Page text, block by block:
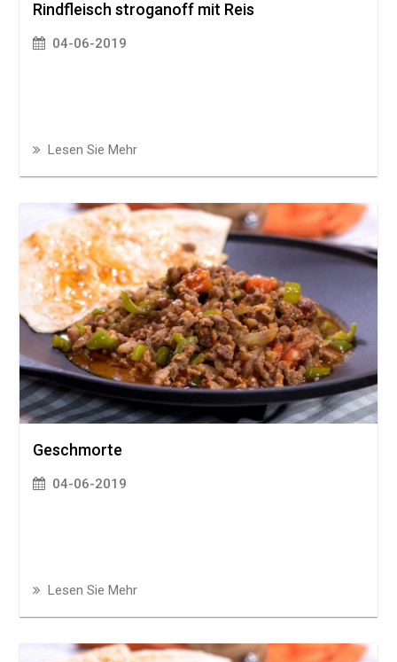
Rindfleisch stroganoff mit Reis
04-06-2019
Lesen Sie Mehr
Geschmorte
04-06-2019
Lesen Sie Mehr